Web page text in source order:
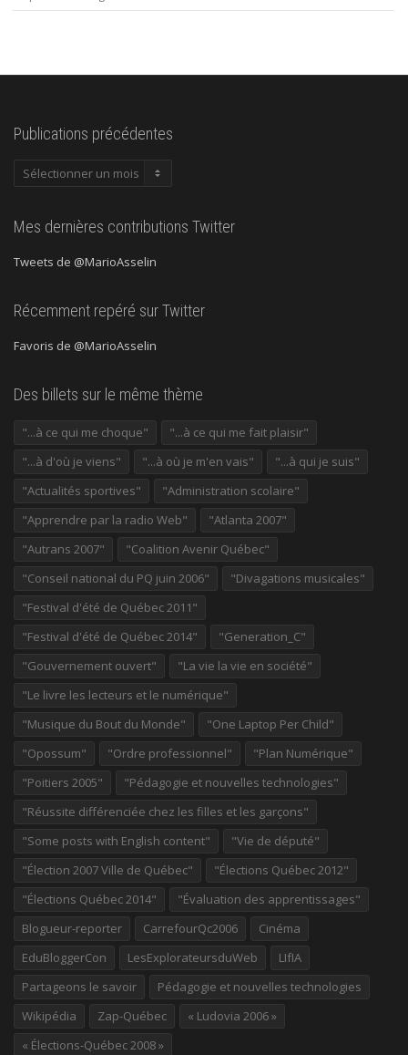
Publications précédentes
Publications
Mes dernières contributions Twitter
Tweets de @MarioAsselin
Récemment repéré sur Twitter
Favoris de @MarioAsselin
Des billets sur le même thème
"...à ce qui me choque"
"...à ce qui me fait plaisir"
"...à d'où je viens"
"...à où je m'en vais"
"...à qui je suis"
"Actualités sportives"
"Administration scolaire"
"Apprendre par la radio Web"
"Atlanta 2007"
"Autrans 2007"
"Coalition Avenir Québec"
"Conseil national du PQ juin 2006"
"Divagations musicales"
"Festival d'été de Québec 2011"
"Festival d'été de Québec 2014"
"Generation_C"
"Gouvernement ouvert"
"La vie la vie en société"
"Le livre les lecteurs et le numérique"
"Musique du Bout du Monde"
"One Laptop Per Child"
"Opossum"
"Ordre professionnel"
"Plan Numérique"
"Poitiers 2005"
"Pédagogie et nouvelles technologies"
"Réussite différenciée chez les filles et les garçons"
"Some posts with English content"
"Vie de député"
"Élection 2007 Ville de Québec"
"Élections Québec 2012"
"Élections Québec 2014"
"Évaluation des apprentissages"
Blogueur-reporter
CarrefourQc2006
Cinéma
EduBloggerCon
LesExplorateursduWeb
LIfIA
Partageons le savoir
Pédagogie et nouvelles technologies
Wikipédia
Zap-Québec
« Ludovia 2006 »
« Élections-Québec 2008 »